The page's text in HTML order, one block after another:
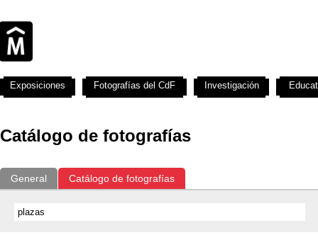
Catálogo de fotografías
General Catálogo de fotografías
Exposiciones Fotografías del CdF Investigación